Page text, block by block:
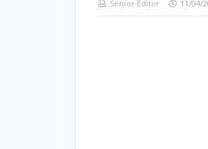
Senior Editor 11/04/